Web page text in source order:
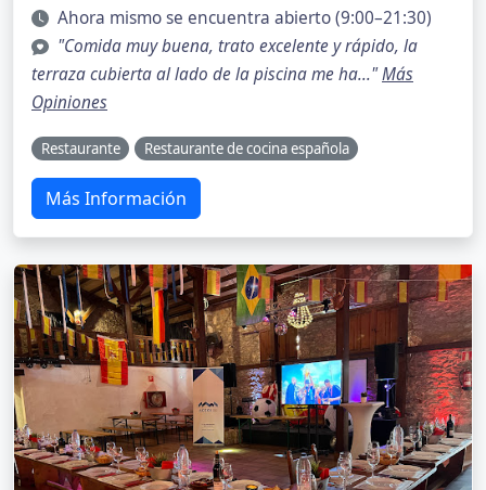
Ahora mismo se encuentra abierto (9:00–21:30)
"Comida muy buena, trato excelente y rápido, la
terraza cubierta al lado de la piscina me ha..."Más
Opiniones
Restaurante Restaurante de cocina española
Más Información